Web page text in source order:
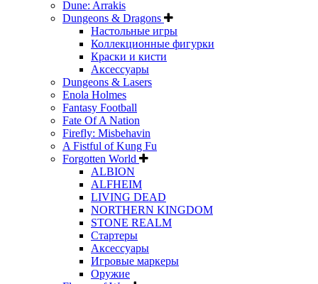
Dune: Arrakis
Dungeons & Dragons
Настольные игры
Коллекционные фигурки
Краски и кисти
Аксессуары
Dungeons & Lasers
Enola Holmes
Fantasy Football
Fate Of A Nation
Firefly: Misbehavin
A Fistful of Kung Fu
Forgotten World
ALBION
ALFHEIM
LIVING DEAD
NORTHERN KINGDOM
STONE REALM
Стартеры
Аксессуары
Игровые маркеры
Оружие